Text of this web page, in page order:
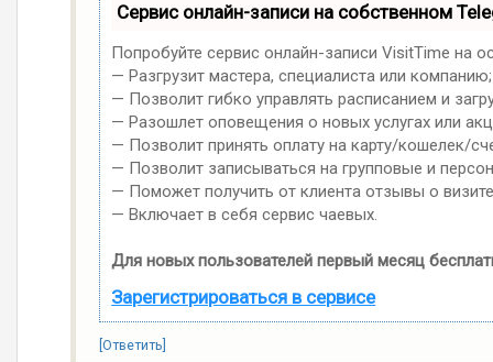
Сервис онлайн-записи на собственном
Попробуйте сервис онлайн-записи VisitTime на
— Разгрузит мастера, специалиста или компанию;
— Позволит гибко управлять расписанием и
— Разошлет оповещения о новых услугах или
— Позволит принять оплату на карту/кошелек/
— Позволит записываться на групповые и
— Поможет получить от клиента отзывы о
— Включает в себя сервис чаевых.
Для новых пользователей первый месяц
Зарегистрироваться в сервисе
[Ответить]